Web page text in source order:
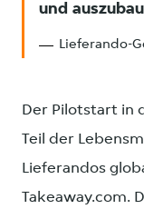
und
Lieferando-
Der Pilotstart in
Teil der
Lieferandos
Takeaway.com.